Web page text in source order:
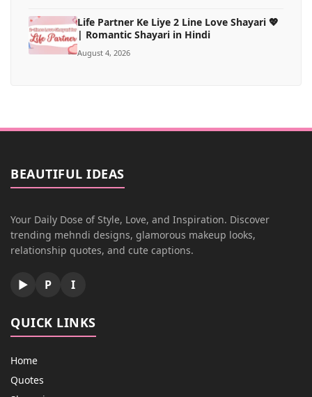
Life Partner Ke Liye 2 Line Love Shayari 💖
| Romantic Shayari in Hindi
August 4, 2026
BEAUTIFUL IDEAS
Your Daily Dose of Style, Love, and Inspiration. Discover
trending mehndi designs, glamorous makeup looks,
relationship quotes, and cute captions.
▶ P I
QUICK LINKS
Home
Quotes